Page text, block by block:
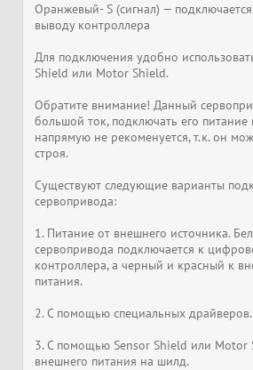
Оранжевый- S (сигнал) —
выводу контроллера
Для подключения удобно
Shield или Motor Shield.
Обратите внимание! Данный
большой ток, подключать его питание
напрямую не рекоменуется, т.к. он
строя.
Существуют следующие варианты
сервопривода:
1. Питание от внешнего источника.
сервопривода подключается к
контроллера, а черный и красный к
питания.
2. С помощью специальных драйверов.
3. С помощью Sensor Shield или Motor
внешнего питания на шилд.